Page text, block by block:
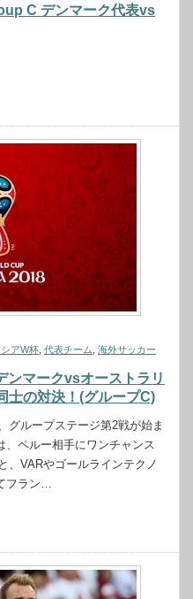
C デンマーク代表vs
シアW杯 代表チーム 海外サッカー
ンマークvsオーストラリ
士の対決！(グループC)
ループステージ第2戦が始ま
、ペルー相手にワンチャンス
、VARやゴールラインテクノ
フラン…